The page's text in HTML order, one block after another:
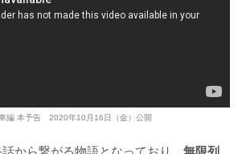
編 本予告 2020年10月16日（金）公開
から繋がる物語となっており、 無限列